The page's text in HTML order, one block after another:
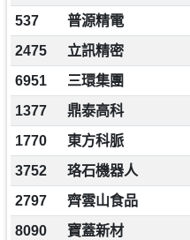
537
普源精電
2475
立訊精密
6951
三環集團
1377
鼎泰高科
1770
東方科脈
3752
珞石機器人
2797
齊雲山食品
8090
寶蓋新材